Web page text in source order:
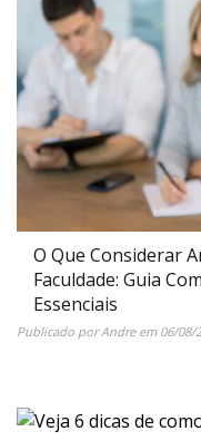
O Que Considerar
Faculdade: Guia
Essenciais
Publicado porAndreem 06/08/